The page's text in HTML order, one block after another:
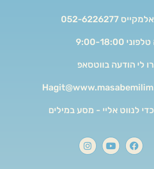
052-6226277
9:00-18:00
לי הודעה בווטסאפ
לנווט אליי - מסע במילים